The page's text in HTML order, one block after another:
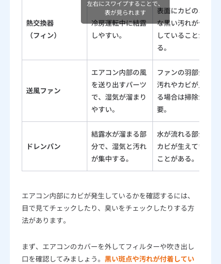
熱交換器
（フィン）
冷房運転中に結露
しやすい。
表面にカビのよう
な黒い汚れが付着
していることがあ
る。
送風ファン
エアコン内部の風
を送り出すパーツ
で、湿気が溜まり
やすい。
ファンの羽部分に
汚れやカビが見え
る場合は掃除が必
要。
ドレンパン
結露水が溜まる部
分で、湿気と汚れ
が集中する。
水が流れる部分に
カビが生えている
ことがある。
左右にスワイプすることで、
表が見られます
エアコン内部にカビが発生しているかを確認するには、
目で見てチェックしたり、臭いをチェックしたりする方
法があります。
まず、エアコンのカバーを外してフィルターや吹き出し
口を確認してみましょう。 黒い斑点や汚れが付着してい